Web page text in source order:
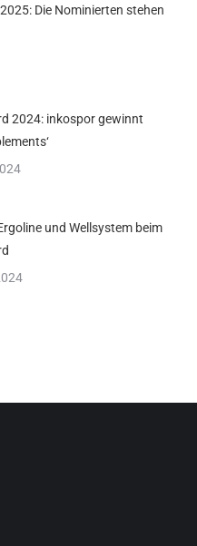
Die Nominierten stehen
2024: inkospor gewinnt
und Wellsystem beim